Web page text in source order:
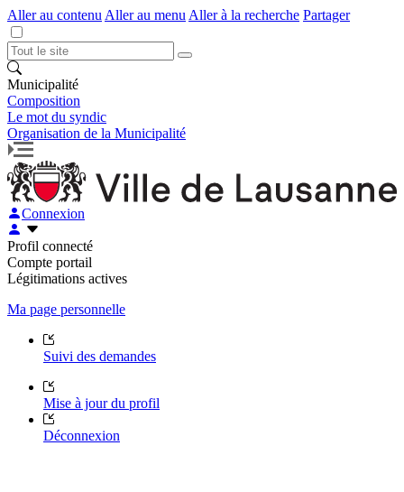
Aller au contenu Aller au menu Aller à la recherche Partager
Municipalité
Composition
Le mot du syndic
Organisation de la Municipalité
Connexion
Profil connecté
Compte portail
Légitimations actives
Ma page personnelle
Suivi des demandes
Mise à jour du profil
Déconnexion